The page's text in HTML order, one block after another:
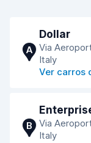
A
Dollar
Via
Italy
Ver carros
B
Via
Italy